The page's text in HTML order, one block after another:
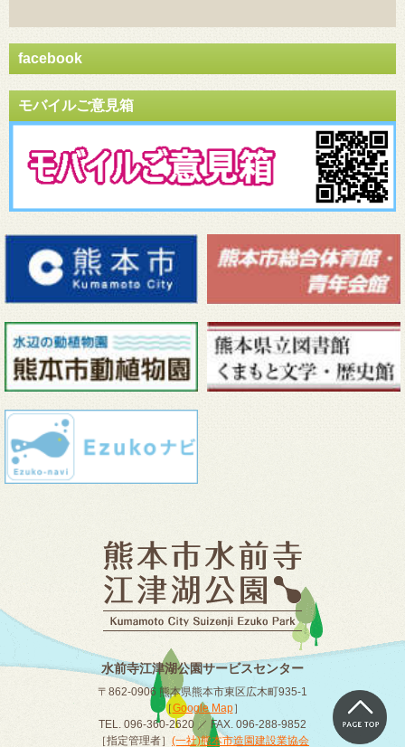
facebook
モバイルご意見箱
水前寺江津湖公園サービスセンター
〒862-0906 熊本県熊本市東区広木町935-1
［Google Map］
TEL. 096-360-2620 ／ FAX. 096-288-9852
［指定管理者］ (一社)熊本市造園建設業協会